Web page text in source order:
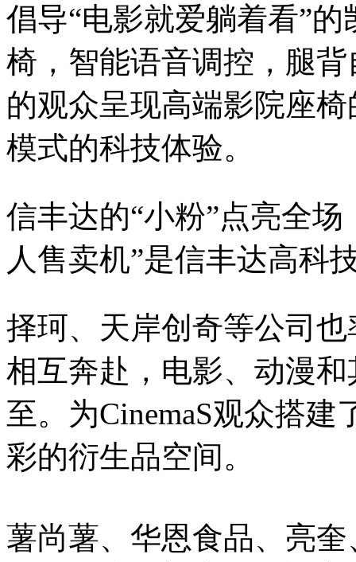
倡导“电影就爱躺着看”
椅，智能语音调控，腿背
的观众呈现高端影院座
模式的科技体验。
信丰达的“小粉”点亮全
人售卖机”是信丰达高科
择珂、天岸创奇等公司也
相互奔赴，电影、动漫
至。为CinemaS观众搭
彩的衍生品空间。
薯尚薯、华恩食品、亮